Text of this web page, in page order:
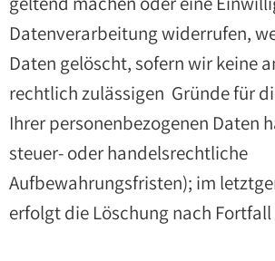
Datenverarbeitung widerrufen,
Daten gelöscht, sofern wir keine
rechtlich zulässigen Gründe für
Ihrer personenbezogenen Daten
steuer- oder handelsrechtliche
Aufbewahrungsfristen); im
erfolgt die Löschung nach